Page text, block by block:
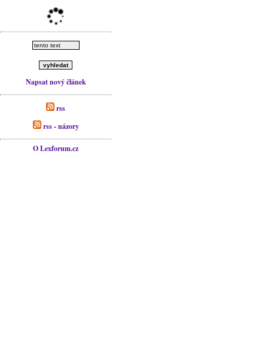
Napsat nový článek
rss
rss - názory
O Lexforum.cz